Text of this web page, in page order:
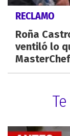
RECLAMO
Roña
ventiló lo